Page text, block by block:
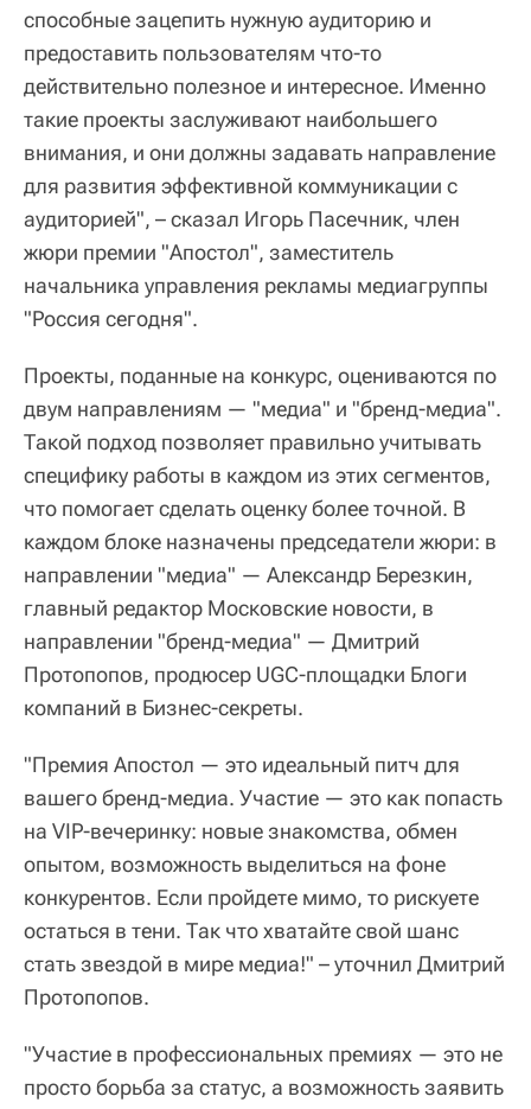
способные зацепить нужную аудиторию и
предоставить пользователям что-то
действительно полезное и интересное. Именно
такие проекты заслуживают наибольшего
внимания, и они должны задавать направление
для развития эффективной коммуникации с
аудиторией", – сказал Игорь Пасечник, член
жюри премии "Апостол", заместитель
начальника управления рекламы медиагруппы
"Россия сегодня".
Проекты, поданные на конкурс, оцениваются по
двум направлениям — "медиа" и "бренд-медиа".
Такой подход позволяет правильно учитывать
специфику работы в каждом из этих сегментов,
что помогает сделать оценку более точной. В
каждом блоке назначены председатели жюри: в
направлении "медиа" — Александр Березкин,
главный редактор Московские новости, в
направлении "бренд-медиа" — Дмитрий
Протопопов, продюсер UGC-площадки Блоги
компаний в Бизнес-секреты.
"Премия Апостол — это идеальный питч для
вашего бренд-медиа. Участие — это как попасть
на VIP-вечеринку: новые знакомства, обмен
опытом, возможность выделиться на фоне
конкурентов. Если пройдете мимо, то рискуете
остаться в тени. Так что хватайте свой шанс
стать звездой в мире медиа!" – уточнил Дмитрий
Протопопов.
"Участие в профессиональных премиях — это не
просто борьба за статус, а возможность заявить